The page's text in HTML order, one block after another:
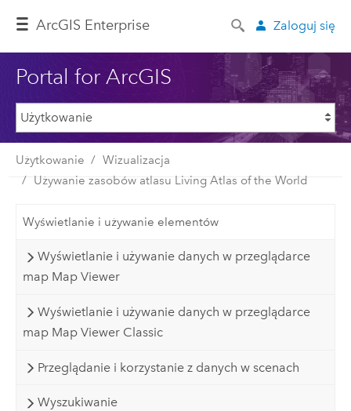
ArcGIS Enterprise Zaloguj się
Portal for ArcGIS
Użytkowanie
Wizualizacja
Używanie zasobów atlasu Living Atlas of the World
Wyświetlanie i używanie elementów
Wyświetlanie i używanie danych w przeglądarce
map Map Viewer
Wyświetlanie i używanie danych w przeglądarce
map Map Viewer Classic
Przeglądanie i korzystanie z danych w scenach
Wyszukiwanie